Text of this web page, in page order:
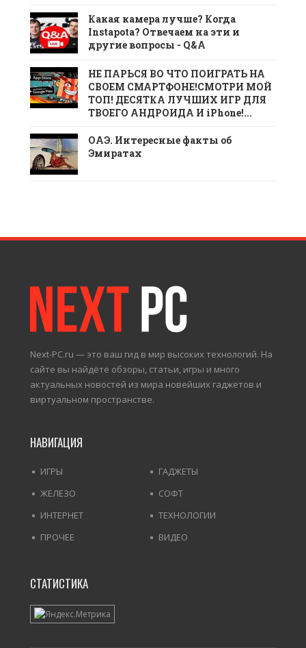
Какая камера лучше? Когда
Instapota? Отвечаем на эти и
другие вопросы - Q&A
НЕ ПАРЬСЯ ВО ЧТО ПОИГРАТЬ НА
СВОЕМ СМАРТФОНЕ!СМОТРИ МОЙ
ТОП! ДЕСЯТКА ЛУЧШИХ ИГР ДЛЯ
ТВОЕГО АНДРОИДА И iPhone!...
ОАЭ. Интересные факты об
Эмиратах
Next-PC.ru — это ваш гид в мир высоких технологий. На
сайте вы найдёте обзоры, статьи, игры и много
актуальных новостей из мира новейших гаджетов и
виртуальном пространстве.
НАВИГАЦИЯ
ИГРЫ
ГАДЖЕТЫ
ЖЕЛЕЗО
СОФТ
ИНТЕРНЕТ
ТЕХНОЛОГИИ
ПРОЧЕЕ
ВИДЕО
СТАТИСТИКА